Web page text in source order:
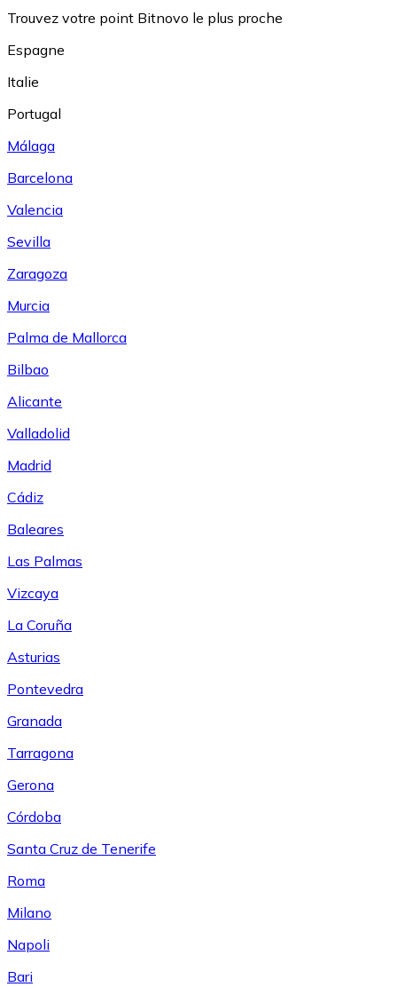
Trouvez votre point Bitnovo le plus proche
Espagne
Italie
Portugal
Málaga
Barcelona
Valencia
Sevilla
Zaragoza
Murcia
Palma de Mallorca
Bilbao
Alicante
Valladolid
Madrid
Cádiz
Baleares
Las Palmas
Vizcaya
La Coruña
Asturias
Pontevedra
Granada
Tarragona
Gerona
Córdoba
Santa Cruz de Tenerife
Roma
Milano
Napoli
Bari